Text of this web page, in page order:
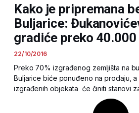
Kako je pripremana
Buljarice:
gradiće preko
22/10/2016
Preko 70% izgrađenog zemljišta na
Buljarice biće ponuđeno na prodaju,
izgrađenih objekata će činiti stanovi